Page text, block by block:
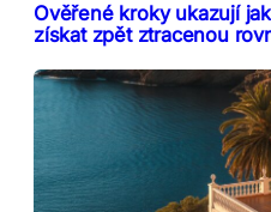
Ověřené kroky ukazují
získat zpět ztracenou